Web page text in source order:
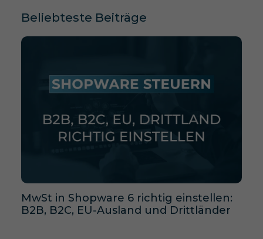
Beliebteste Beiträge
MwSt in Shopware 6 richtig einstellen:
B2B, B2C, EU-Ausland und Drittländer